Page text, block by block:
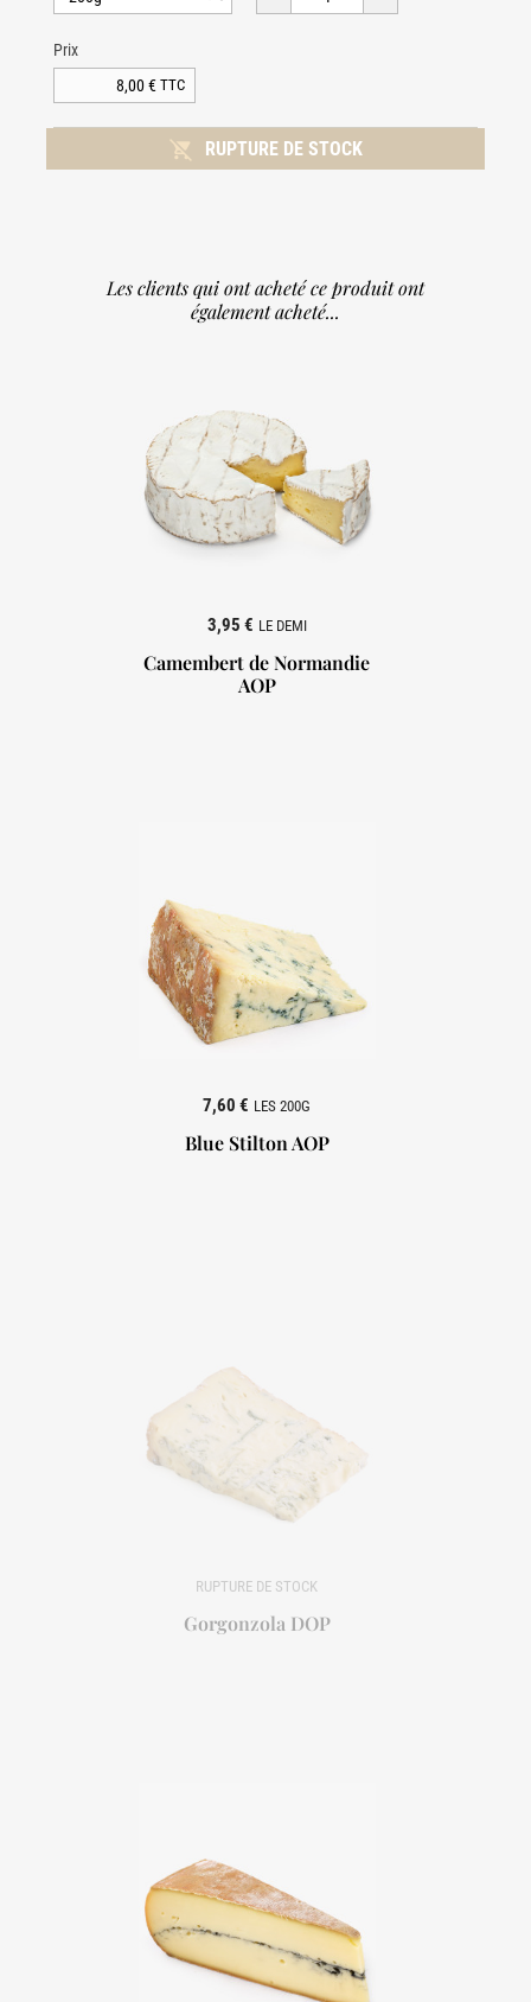
Prix
8,00 € TTC
 RUPTURE DE STOCK
Les clients qui ont acheté ce produit ont
également acheté...
Camembert de Normandie
AOP
3,95 € LE DEMI

Blue Stilton AOP
7,60 € LES 200G
Gorgonzola DOP